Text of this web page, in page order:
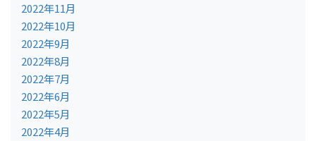
2022年11月
2022年10月
2022年9月
2022年8月
2022年7月
2022年6月
2022年5月
2022年4月